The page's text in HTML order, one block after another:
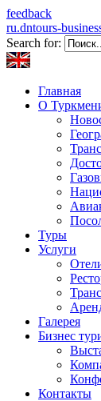
feedback
ru.dntours-
Search for:
Главная
О
Туры
Услуги
Галерея
Бизнес
Контакты